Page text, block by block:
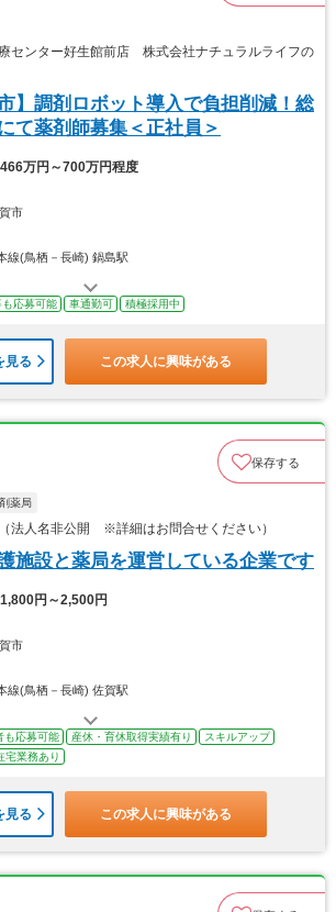
センター好生館前店 株式会社ナチュラルライフの
】調剤ロボット導入で負担削減！総
て薬剤師募集＜正社員＞
466万円～700万円程度
市
線(鳥栖－長崎) 鍋島駅
も応募可能 車通勤可 積極採用中
見る この求人に興味がある
保存する
薬局
法人名非公開 ※詳細はお問合せください）
施設と薬局を運営している企業です
1,800円～2,500円
市
線(鳥栖－長崎) 佐賀駅
も応募可能 産休・育休取得実績有り
スキルアップ
宅業務あり
見る この求人に興味がある